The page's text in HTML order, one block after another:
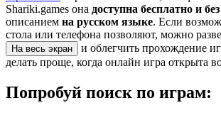
Shariki.games она доступна бесплатно и
описанием на русском языке. Если
стола или телефона позволяют, можно
На весь экран
и облегчить прохождение
делать проще, когда онлайн игра открыта
Попробуй поиск по играм: